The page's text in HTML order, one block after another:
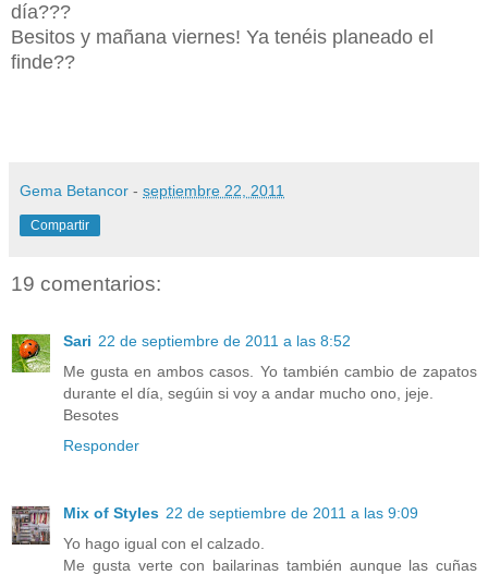
día???
Besitos y mañana viernes! Ya tenéis planeado el
finde??
Gema Betancor - septiembre 22, 2011
Compartir
19 comentarios:
Sari 22 de septiembre de 2011 a las 8:52
Me gusta en ambos casos. Yo también cambio de zapatos
durante el día, segúin si voy a andar mucho ono, jeje.
Besotes
Responder
Mix of Styles 22 de septiembre de 2011 a las 9:09
Yo hago igual con el calzado.
Me gusta verte con bailarinas también aunque las cuñas